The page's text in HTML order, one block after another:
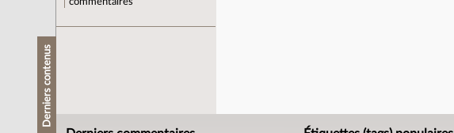
Derniers contenus